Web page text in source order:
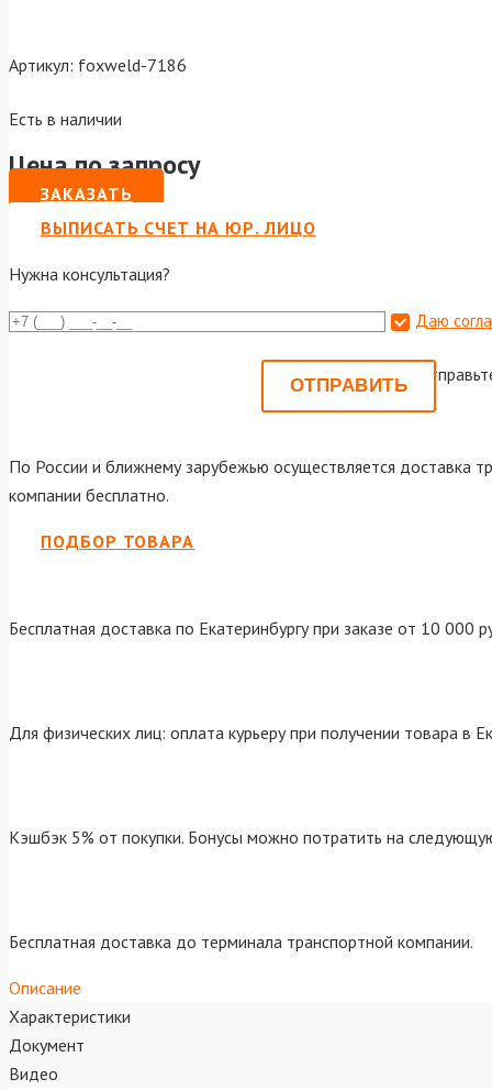
Артикул: foxweld-7186
Есть в наличии
Цена по запросу
ЗАКАЗАТЬ
ВЫПИСАТЬ СЧЕТ НА ЮР. ЛИЦО
Нужна консультация?
Даю
Или
По России и ближнему зарубежью осуществляется доставка
компании бесплатно.
ПОДБОР ТОВАРА
Бесплатная доставка по Екатеринбургу при заказе от 10 000
Для физических лиц: оплата курьеру при получении товара в
Кэшбэк 5% от покупки. Бонусы можно потратить на
Бесплатная доставка до терминала транспортной компании.
Описание
Характеристики
Документ
Видео